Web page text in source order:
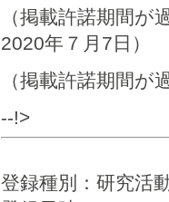
（掲載許諾期間
2020年７月7日）
（掲載許諾期間
--!>
登録種別：研究活